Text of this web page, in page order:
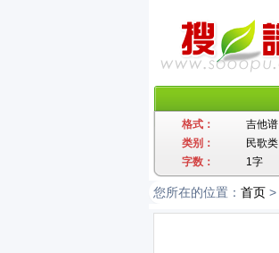
格式： 吉他谱
类别：
民歌类
字数：
1字
您所在的位置： 首页 >